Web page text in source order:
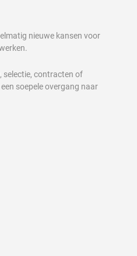
nieuwe kansen voor
selectie, contracten of
soepele overgang naar